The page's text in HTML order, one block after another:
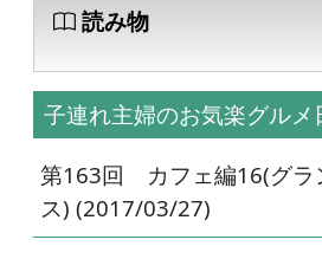
読み物
子連れ主婦のお気楽グルメ
第163回 カフェ編16(グラ
ス) (2017/03/27)